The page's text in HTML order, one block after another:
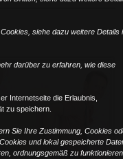
siehe dazu weitere Details
darüber zu erfahren, wie diese
Internetseite die Erlaubnis,
zu speichern.
Sie Ihre Zustimmung, Cookies
und lokal gespeicherte
ordnungsgemäß zu